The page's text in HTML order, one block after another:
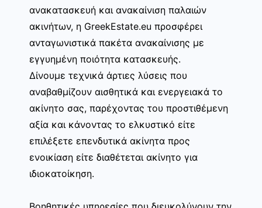
ανακατασκευή και ανακαίνιση παλαιών
ακινήτων, η GreekEstate.eu προσφέρει
ανταγωνιστικά πακέτα ανακαίνισης με
εγγυημένη ποιότητα κατασκευής.
Δίνουμε τεχνικά άρτιες λύσεις που
αναβαθμίζουν αισθητικά και ενεργειακά το
ακίνητο σας, παρέχοντας του προστιθέμενη
αξία και κάνοντας το ελκυστικό είτε
επιλέξετε επενδυτικά ακίνητα προς
ενοικίαση είτε διαθέτεται ακίνητο για
ιδιοκατοίκηση.